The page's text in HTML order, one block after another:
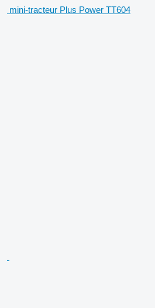
mini-tracteur Plus Power TT604